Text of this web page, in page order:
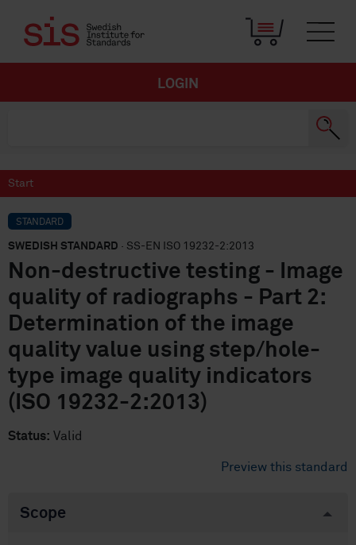
LOGIN
Start
STANDARD
SWEDISH STANDARD · SS-EN ISO 19232-2:2013
Non-destructive testing - Image
quality of radiographs - Part 2:
Determination of the image
quality value using step/hole-
type image quality indicators
(ISO 19232-2:2013)
Status: Valid
Preview this standard
Scope